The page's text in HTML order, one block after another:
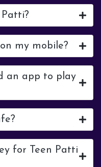
Patti?
my mobile?
an app to play
for Teen Patti